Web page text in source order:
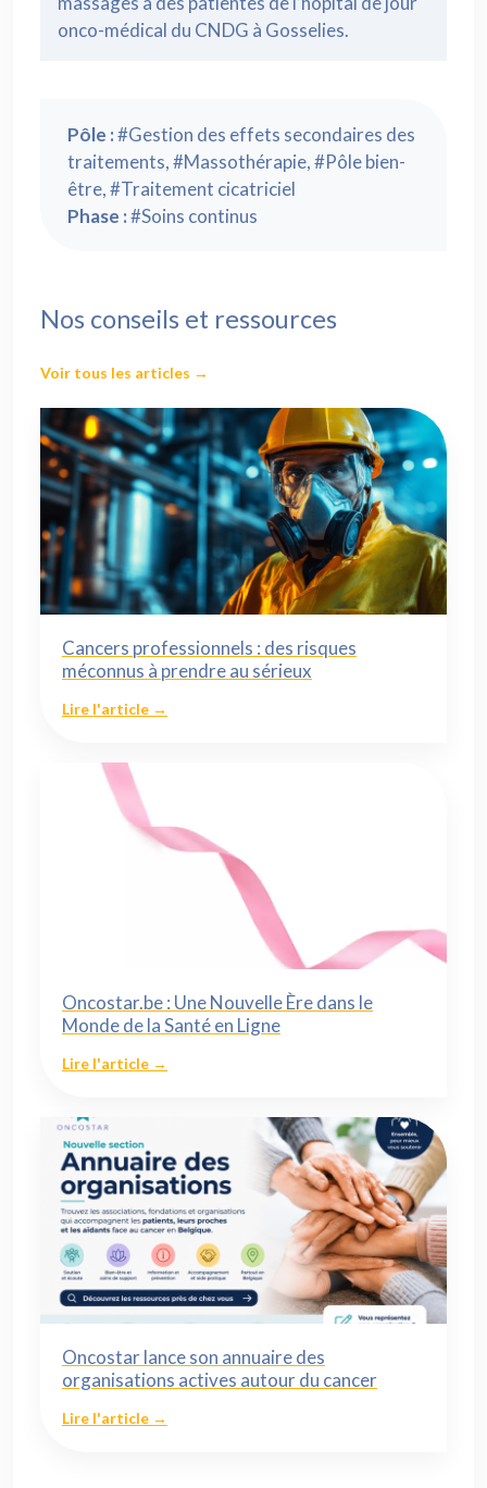
onco-médical du CNDG à Gosselies.
Pôle :#Gestion des effets secondaires des
traitements, #Massothérapie, #Pôle bien-
être, #Traitement cicatriciel
Phase :#Soins continus
Nos conseils et ressources
Voir tous les articles →
Cancers professionnels : des risques
méconnus à prendre au sérieux
Lire l'article →
Oncostar.be : Une Nouvelle Ère dans le
Monde de la Santé en Ligne
Lire l'article →
Oncostar lance son annuaire des
organisations actives autour du cancer
Lire l'article →